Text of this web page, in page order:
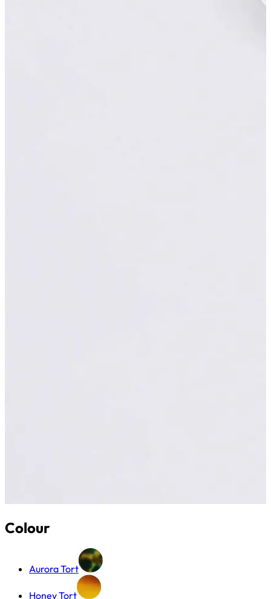
Colour
Aurora Tort
Honey Tort